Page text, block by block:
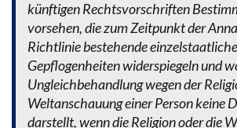
künftigen Rechtsvorschriften
vorsehen, die zum Zeitpunkt der
Richtlinie bestehende einzelstaatliche
Gepflogenheiten widerspiegeln und
Ungleichbehandlung wegen der
Weltanschauung einer Person keine
darstellt, wenn die Religion oder die